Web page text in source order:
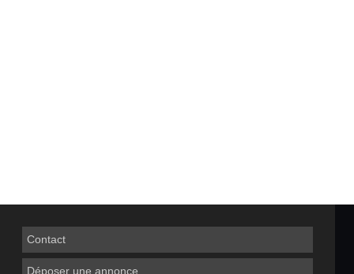
Contact
Déposer une annonce